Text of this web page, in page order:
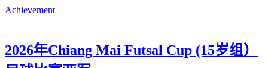
Achievement
2026年Chiang Mai Futsal Cup (15岁组）